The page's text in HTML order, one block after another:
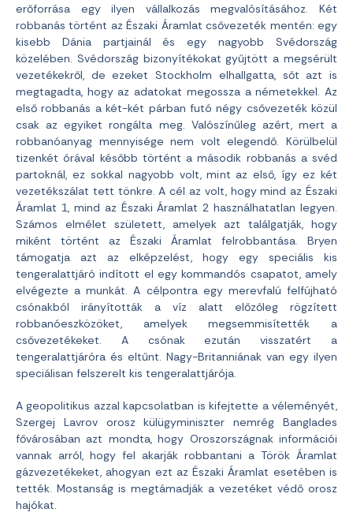
erőforrása egy ilyen vállalkozás megvalósításához. Két
robbanás történt az Északi Áramlat csővezeték mentén: egy
kisebb Dánia partjainál és egy nagyobb Svédország
közelében. Svédország bizonyítékokat gyűjtött a megsérült
vezetékekről, de ezeket Stockholm elhallgatta, sőt azt is
megtagadta, hogy az adatokat megossza a németekkel. Az
első robbanás a két-két párban futó négy csővezeték közül
csak az egyiket rongálta meg. Valószínűleg azért, mert a
robbanóanyag mennyisége nem volt elegendő. Körülbelül
tizenkét órával később történt a második robbanás a svéd
partoknál, ez sokkal nagyobb volt, mint az első, így ez két
vezetékszálat tett tönkre. A cél az volt, hogy mind az Északi
Áramlat 1, mind az Északi Áramlat 2 használhatatlan legyen.
Számos elmélet született, amelyek azt találgatják, hogy
miként történt az Északi Áramlat felrobbantása. Bryen
támogatja azt az elképzelést, hogy egy speciális kis
tengeralattjáró indított el egy kommandós csapatot, amely
elvégezte a munkát. A célpontra egy merevfalú felfújható
csónakból irányították a víz alatt előzőleg rögzített
robbanóeszközöket, amelyek megsemmisítették a
csővezetékeket. A csónak ezután visszatért a
tengeralattjáróra és eltűnt. Nagy-Britanniának van egy ilyen
speciálisan felszerelt kis tengeralattjárója.
A geopolitikus azzal kapcsolatban is kifejtette a véleményét,
Szergej Lavrov orosz külügyminiszter nemrég Banglades
fővárosában azt mondta, hogy Oroszországnak információi
vannak arról, hogy fel akarják robbantani a Török Áramlat
gázvezetékeket, ahogyan ezt az Északi Áramlat esetében is
tették. Mostanság is megtámadják a vezetéket védő orosz
hajókat.